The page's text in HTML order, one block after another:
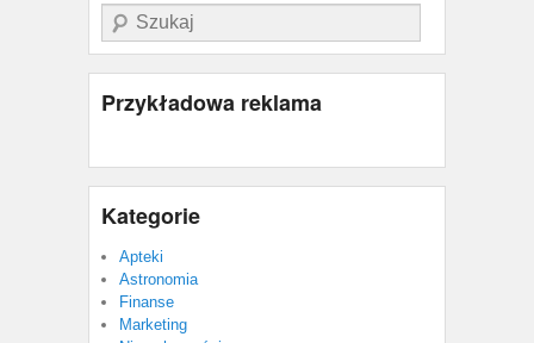
Szukaj
Przykładowa reklama
Kategorie
Apteki
Astronomia
Finanse
Marketing